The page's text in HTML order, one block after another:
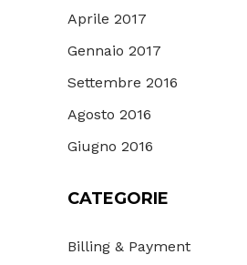
Aprile 2017
Gennaio 2017
Settembre 2016
Agosto 2016
Giugno 2016
CATEGORIE
Billing & Payment